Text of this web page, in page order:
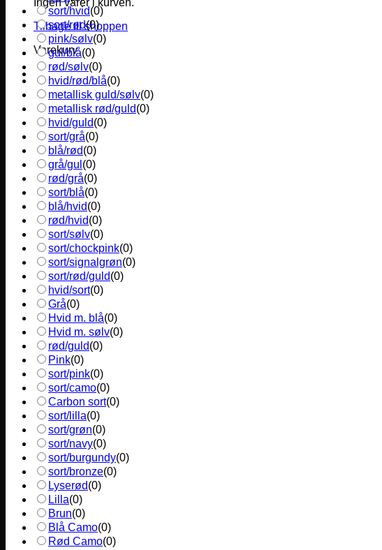
Ingen varer i kurven.
Tilbage til shoppen
Varekurv
sort/hvid(0)
sort/rød(0)
pink/sølv(0)
gul/blå(0)
rød/sølv(0)
hvid/rød/blå(0)
metallisk guld/sølv(0)
metallisk rød/guld(0)
hvid/guld(0)
sort/grå(0)
blå/rød(0)
grå/gul (0)
rød/grå(0)
sort/blå(0)
blå/hvid(0)
rød/hvid(0)
sort/sølv(0)
sort/chockpink(0)
sort/signalgrøn(0)
sort/rød/guld(0)
hvid/sort(0)
Grå(0)
Hvid m. blå(0)
Hvid m. sølv(0)
rød/guld(0)
Pink(0)
sort/pink(0)
sort/camo(0)
Carbon sort(0)
sort/lilla(0)
sort/grøn(0)
sort/navy(0)
sort/burgundy(0)
sort/bronze(0)
Lyserød(0)
Lilla(0)
Brun(0)
Blå Camo(0)
Rød Camo(0)